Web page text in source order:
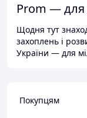
Prom — для
Щодня тут
захоплень і
України — для
Покупцям